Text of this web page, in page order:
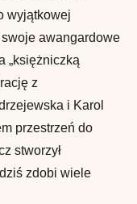
wyjątkowej
swoje awangardowe
„księżniczką
z
i Karol
przestrzeń do
stworzył
zdobi wiele